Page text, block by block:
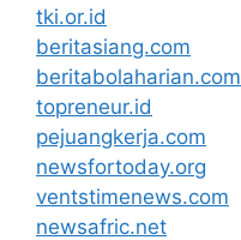
tki.or.id
beritasiang.com
beritabolaharian.com
topreneur.id
pejuangkerja.com
newsfortoday.org
ventstimenews.com
newsafric.net